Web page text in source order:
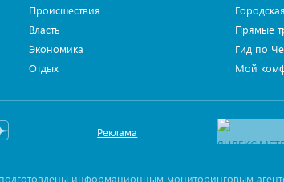
Происшествия
Власть
Экономика
Отдых
Прямые
Гид по
Мой
Реклама
информационным мониторинговым